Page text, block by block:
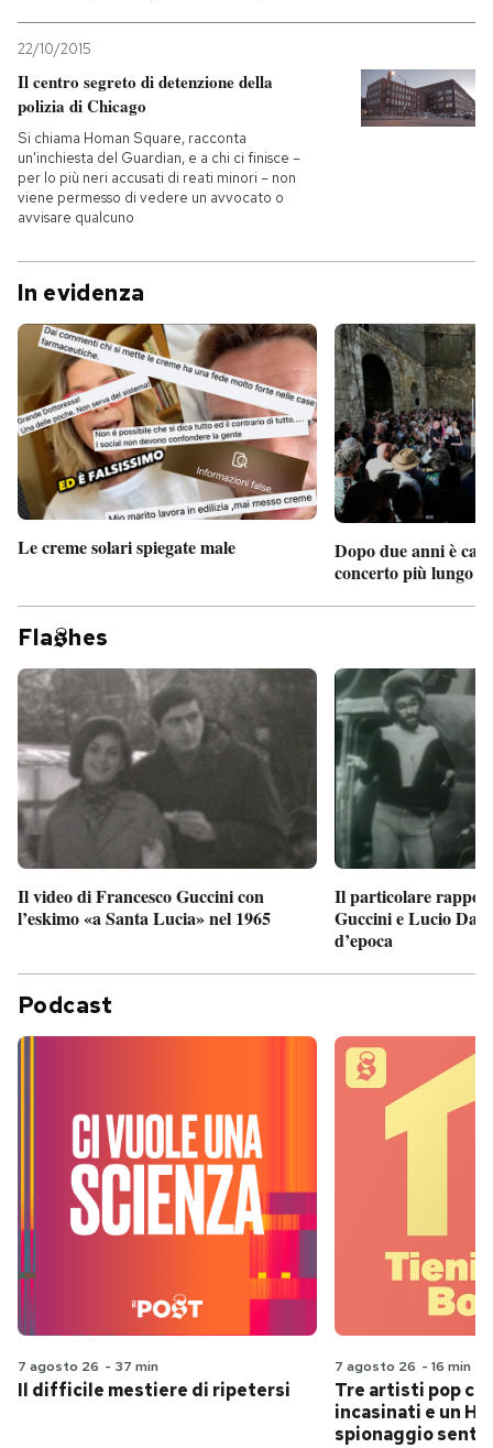
22/10/2015
Il centro segreto di detenzione della
polizia di Chicago
Si chiama Homan Square, racconta
un'inchiesta del Guardian, e a chi ci finisce –
per lo più neri accusati di reati minori – non
viene permesso di vedere un avvocato o
avvisare qualcuno
In evidenza
Le creme solari spiegate male
Dopo due anni è
concerto più lungo
Fla hes
Il video di Francesco Guccini con
l’eskimo «a Santa Lucia» nel 1965
Il particolare
Guccini e Lucio
d’epoca
Podcast
7 agosto 26 - 37 min
Il difficile mestiere di ripetersi
7 agosto 26 - 16 min
Tre artisti pop
incasinati e un
spionaggio